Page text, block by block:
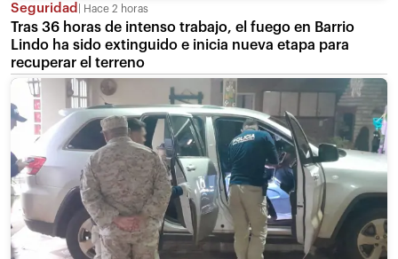
Seguridad Hace 2 horas
Tras 36 horas de intenso trabajo, el fuego en Barrio
Lindo ha sido extinguido e inicia nueva etapa para
recuperar el terreno